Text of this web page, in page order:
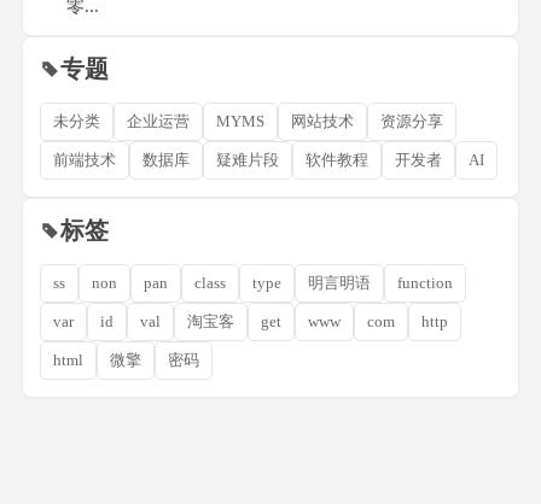
零...
专题
未分类 企业运营 MYMS 网站技术 资源分享
前端技术 数据库 疑难片段 软件教程 开发者 AI
标签
ss non pan class type 明言明语 function
var id val 淘宝客 get www com http
html 微擎 密码